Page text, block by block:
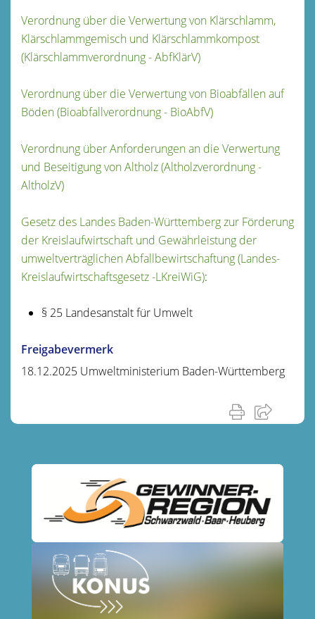
Verordnung über die Verwertung von Klärschlamm,
Klärschlammgemisch und Klärschlammkompost
(Klärschlammverordnung - AbfKlärV)
Verordnung über die Verwertung von Bioabfällen auf
Böden (Bioabfallverordnung - BioAbfV)
Verordnung über Anforderungen an die Verwertung
und Beseitigung von Altholz (Altholzverordnung -
AltholzV)
Gesetz des Landes Baden-Württemberg zur Förderung
der Kreislaufwirtschaft und Gewährleistung der
umweltverträglichen Abfallbewirtschaftung (Landes-
Kreislaufwirtschaftsgesetz -LKreiWiG):
§ 25 Landesanstalt für Umwelt
Freigabevermerk
18.12.2025 Umweltministerium Baden-Württemberg